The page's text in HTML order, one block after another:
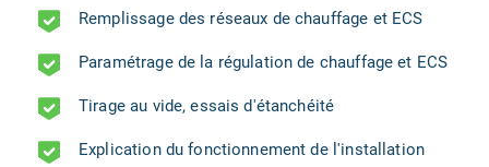
Remplissage des réseaux de chauffage et ECS
Paramétrage de la régulation de chauffage et ECS
Tirage au vide, essais d'étanchéité
Explication du fonctionnement de l'installation